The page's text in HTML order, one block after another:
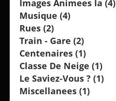
Images Animees Ia (4)
Musique (4)
Rues (2)
Train - Gare (2)
Centenaires (1)
Classe De Neige (1)
Le Saviez-Vous ? (1)
Miscellanees (1)